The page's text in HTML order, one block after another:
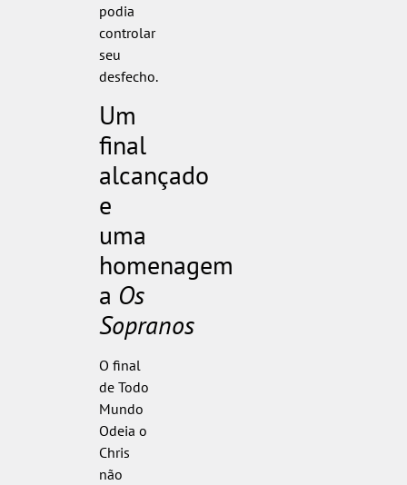
podia
controlar
seu
desfecho.
Um
final
alcançado
e
uma
homenagem
a Os
Sopranos
O final
de Todo
Mundo
Odeia o
Chris
não